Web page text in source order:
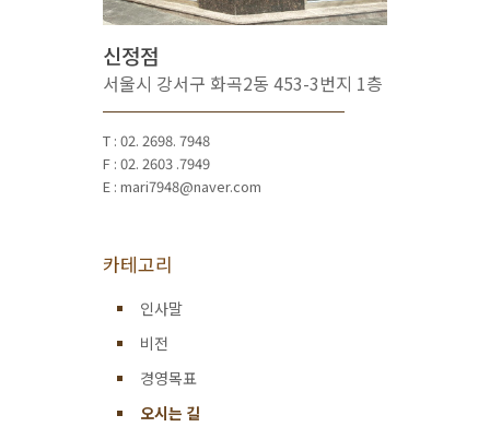
신정점
서울시 강서구 화곡2동 453-3번지 1층
T : 02. 2698. 7948
F : 02. 2603 .7949
E : mari7948@naver.com
카테고리
인사말
비전
경영목표
오시는 길